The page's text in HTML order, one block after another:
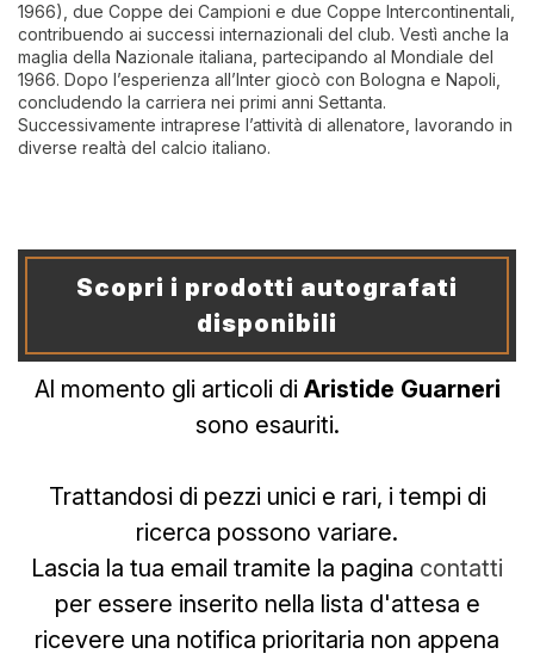
1966), due Coppe dei Campioni e due Coppe Intercontinentali,
contribuendo ai successi internazionali del club. Vestì anche la
maglia della Nazionale italiana, partecipando al Mondiale del
1966. Dopo l’esperienza all’Inter giocò con Bologna e Napoli,
concludendo la carriera nei primi anni Settanta.
Successivamente intraprese l’attività di allenatore, lavorando in
diverse realtà del calcio italiano.
Scopri i prodotti autografati
disponibili
Al momento gli articoli di Aristide Guarneri
sono esauriti.
Trattandosi di pezzi unici e rari, i tempi di
ricerca possono variare.
Lascia la tua email tramite la pagina contatti
per essere inserito nella lista d'attesa e
ricevere una notifica prioritaria non appena